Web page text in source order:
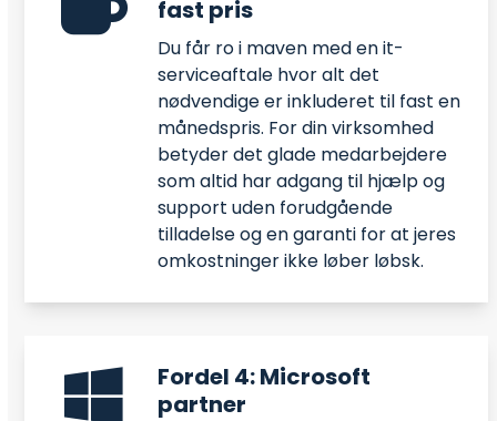
fast pris
Du får ro i maven med en it-
serviceaftale hvor alt det
nødvendige er inkluderet til fast en
månedspris. For din virksomhed
betyder det glade medarbejdere
som altid har adgang til hjælp og
support uden forudgående
tilladelse og en garanti for at jeres
omkostninger ikke løber løbsk.
Fordel 4: Microsoft
partner